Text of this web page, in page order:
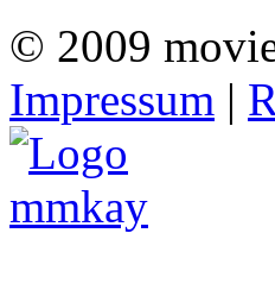
© 2009
Impressum |